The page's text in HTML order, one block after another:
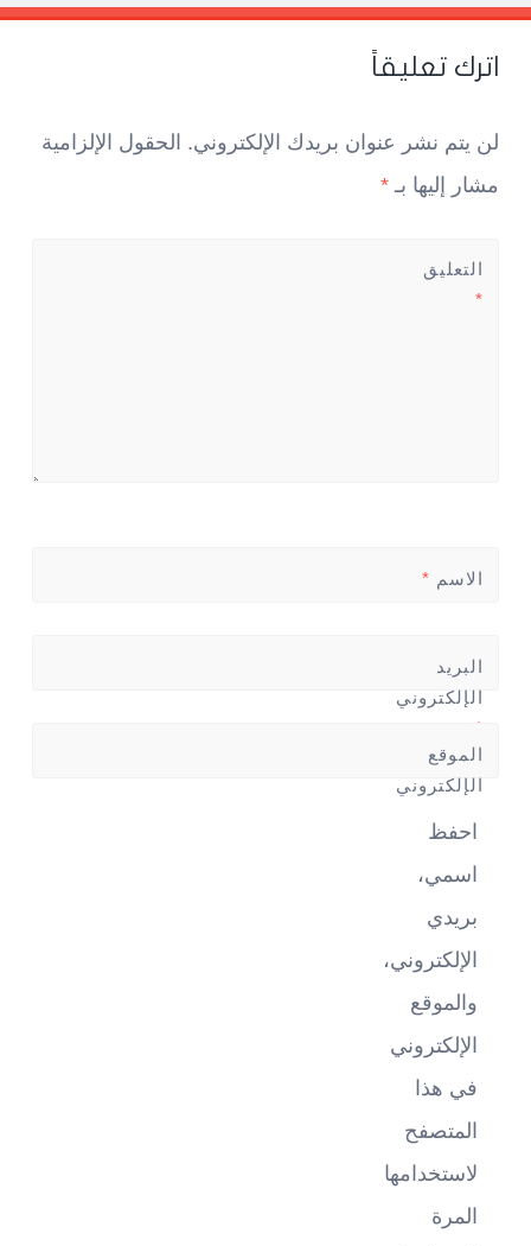
Post
navigation
←
→
اترك تعليقاً
لن يتم نشر عنوان بريدك الإلكتروني. الحقول الإلزامية
مشار إليها بـ *
التعليق
*
الاسم *
البريد
الإلكتروني
*
الموقع
الإلكتروني
احفظ
اسمي،
بريدي
الإلكتروني،
والموقع
الإلكتروني
في هذا
المتصفح
لاستخدامها
المرة